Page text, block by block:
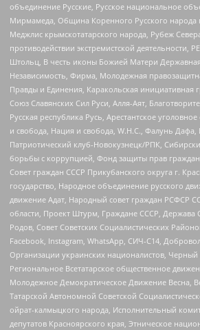
объединение Русские, Русское национальное
Мирмамеда, Община Коренного Русского народа
Меджлис крымскотатарского народа, Рубеж
противодействии экстремистской деятельности,
Штольц, В честь иконы Божией Матери
Независимость, Фирма, Молодежная
Правды и Единения, Каракольская инициативная
Союз Славянских Сил Руси, Алля-Аят,
Русская республика Русь, Арестантское
и свобода, Нация и свобода, W.H.С., Фалунь
Патриотический клуб-Новокузнецк/РПК,
борьбы с коррупцией, Фонд защиты прав
Совет граждан СССР Прикубанского округа г.
государство, Народное объединение русского
движение Адат, Народный совет граждан РСФСР
области, Проект Штурм, Граждане СССР, Держава
Родов, Совет Советских Социалистических
Facebook, Instagram, WhatsApp, СИЧ-С14,
Организации украинских националистов, Черный
Региональное Всетатарское общественное
Молодежное Демократическое Движение Весна,
Татарской Автономной Советской
ойрат-калмыцкого народа, Исполнительный
депутатов Красноярского края, Этническое